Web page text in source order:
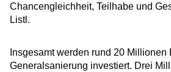
Chancengleichheit, Teilhabe und
Listl.
Insgesamt werden rund 20 Millionen
Generalsanierung investiert. Drei